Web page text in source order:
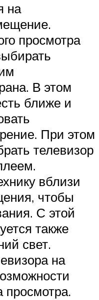
на
просмотра
В этом
ближе и
При этом
телевизор
вблизи
чтобы
С этой
также
свет.
на
просмотра.